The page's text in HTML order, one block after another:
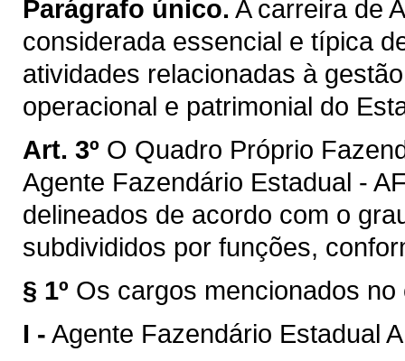
Parágrafo único. A carreira de
considerada essencial e típica
atividades relacionadas à
operacional e patrimonial do
Art. 3º O Quadro Próprio
Agente Fazendário Estadual -
delineados de acordo com o
subdivididos por funções,
§ 1º Os cargos mencionados
I - Agente Fazendário Estadual